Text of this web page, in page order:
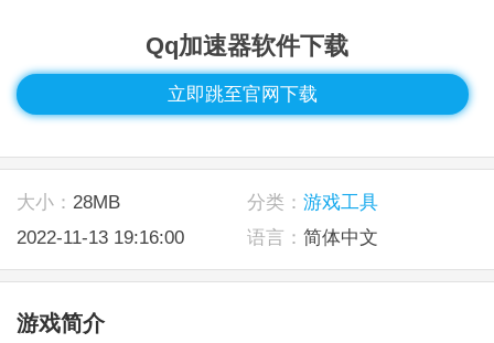
Qq加速器软件下载
立即跳至官网下载
大小： 28MB 分类： 游戏工具
2022-11-13 19:16:00
语言： 简体中文
游戏简介